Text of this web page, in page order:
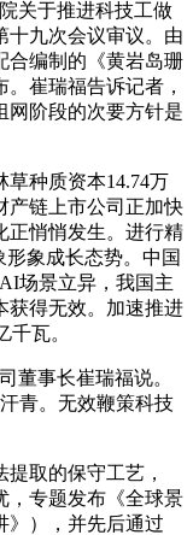
关于推进科技工做
十九次会议审议。由
合编制的《黄岩岛珊
崔瑞福告诉记者，
网阶段的次要方针是
种质资本14.74万
产链上市公司正加快
正悄悄发生。进行精
象成长态势。中国
场景立异，我国主
获得无效。加速推进
瓦。
事长崔瑞福说。
青。无效鞭策科技
取的保守工艺，
，专题发布《全球景
》），并先后通过